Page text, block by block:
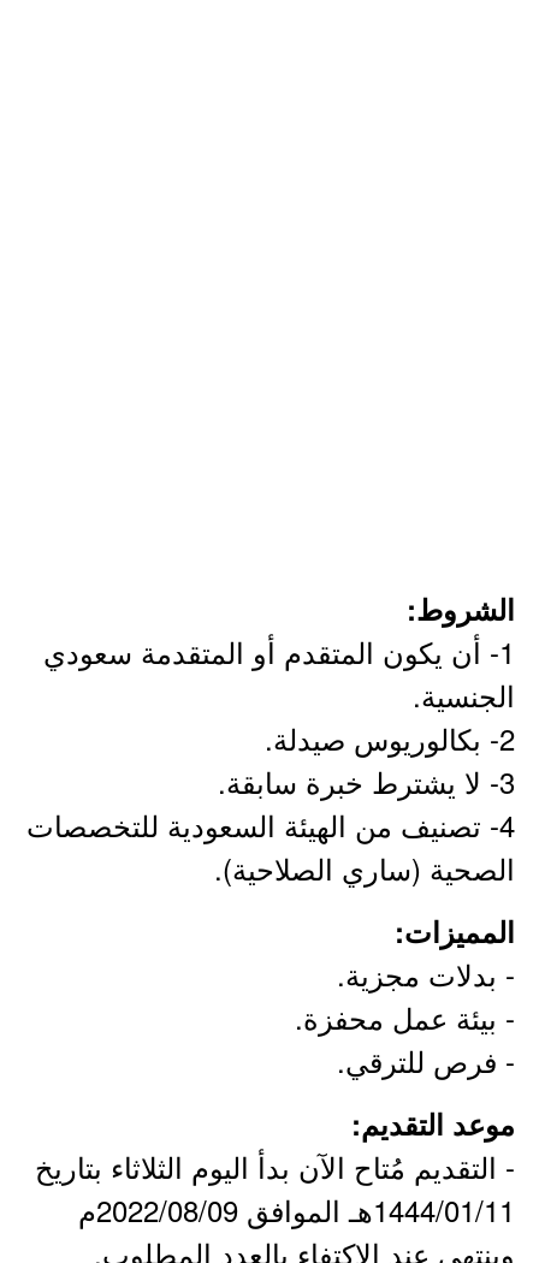
الشروط:
1- أن يكون المتقدم أو المتقدمة سعودي
الجنسية.
2- بكالوريوس صيدلة.
3- لا يشترط خبرة سابقة.
4- تصنيف من الهيئة السعودية للتخصصات
الصحية (ساري الصلاحية).
المميزات:
- بدلات مجزية.
- بيئة عمل محفزة.
- فرص للترقي.
موعد التقديم:
- التقديم مُتاح الآن بدأ اليوم الثلاثاء بتاريخ
1444/01/11هـ الموافق 2022/08/09م
وينتهي عند الاكتفاء بالعدد المطلوب.